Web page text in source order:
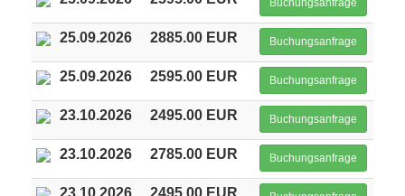
Buchungsanfrage
25.09.2026 2885.00 EUR Buchungsanfrage
25.09.2026 2595.00 EUR Buchungsanfrage
23.10.2026 2495.00 EUR Buchungsanfrage
23.10.2026 2785.00 EUR Buchungsanfrage
23.10.2026 2495.00 EUR